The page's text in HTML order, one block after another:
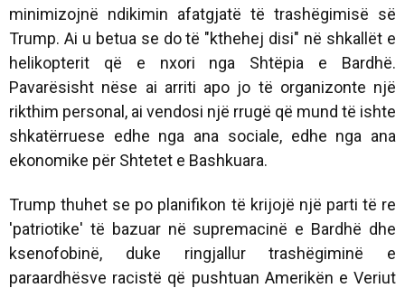
minimizojnë ndikimin afatgjatë të trashëgimisë së
Trump. Ai u betua se do të "kthehej disi" në shkallët e
helikopterit që e nxori nga Shtëpia e Bardhë.
Pavarësisht nëse ai arriti apo jo të organizonte një
rikthim personal, ai vendosi një rrugë që mund të ishte
shkatërruese edhe nga ana sociale, edhe nga ana
ekonomike për Shtetet e Bashkuara.
Trump thuhet se po planifikon të krijojë një parti të re
'patriotike' të bazuar në supremacinë e Bardhë dhe
ksenofobinë, duke ringjallur trashëgiminë e
paraardhësve racistë që pushtuan Amerikën e Veriut